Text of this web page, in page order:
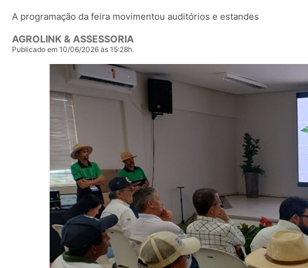
A programação da feira movimentou auditórios e estandes
AGROLINK & ASSESSORIA
Publicado em 10/06/2026 às 15:28h.